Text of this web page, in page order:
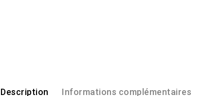
Description Informations complémentaires